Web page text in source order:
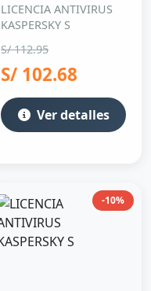
LICENCIA ANTIVIRUS
KASPERSKY S
S/ 112.95
S/ 102.68
Ver detalles
-10%